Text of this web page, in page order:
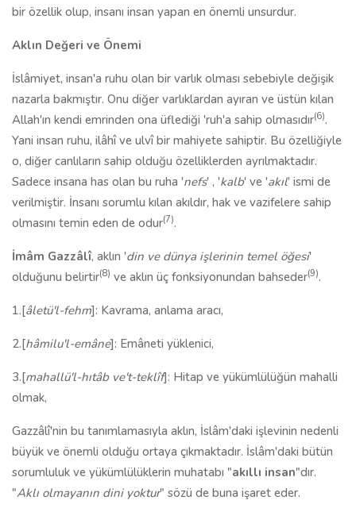
bir özellik olup, insanı insan yapan en önemli unsurdur.
Aklın Değeri ve Önemi
İslâmiyet, insan'a ruhu olan bir varlık olması sebebiyle değişik
nazarla bakmıştır. Onu diğer varlıklardan ayıran ve üstün kılan
Allah'ın kendi emrinden ona üflediği 'ruh'a sahip olmasıdır(6).
Yani insan ruhu, ilâhî ve ulvî bir mahiyete sahiptir. Bu özelliğiyle
o, diğer canlıların sahip olduğu özelliklerden ayrılmaktadır.
Sadece insana has olan bu ruha 'nefs' , 'kalb' ve 'akıl' ismi de
verilmiştir. İnsanı sorumlu kılan akıldır, hak ve vazifelere sahip
olmasını temin eden de odur(7).
İmâm Gazzâlî, aklın 'din ve dünya işlerinin temel öğesi'
olduğunu belirtir(8) ve aklın üç fonksiyonundan bahseder(9).
1.[âletü'l-fehm]: Kavrama, anlama aracı,
2.[hâmilu'l-emâne]: Emâneti yüklenici,
3.[mahallü'l-hıtâb ve't-teklîf]: Hitap ve yükümlülüğün mahalli
olmak,
Gazzâlî'nin bu tanımlamasıyla aklın, İslâm'daki işlevinin nedenli
büyük ve önemli olduğu ortaya çıkmaktadır. İslâm'daki bütün
sorumluluk ve yükümlülüklerin muhatabı "akıllı insan"dır.
"Aklı olmayanın dini yoktur" sözü de buna işaret eder.